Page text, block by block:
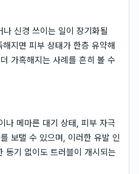
신경 쓰이는 일이 장기화될
지면 피부 상태가 한층 유약해
가혹해지는 사례를 흔히 볼 수
나 메마른 대기 상태, 피부 자극
보탤 수 있으며, 이러한 유발 인
동기 없이도 트러블이 개시되는